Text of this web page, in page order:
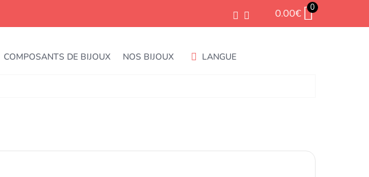
0.00€ 0
COMPOSANTS DE BIJOUX NOS BIJOUX LANGUE